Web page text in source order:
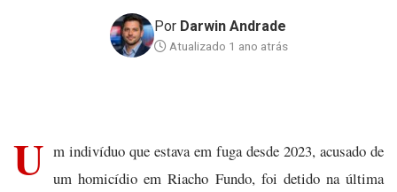
Por Darwin Andrade
Atualizado 1 ano atrás
U m indivíduo que estava em fuga desde 2023, acusado de
um homicídio em Riacho Fundo, foi detido na última